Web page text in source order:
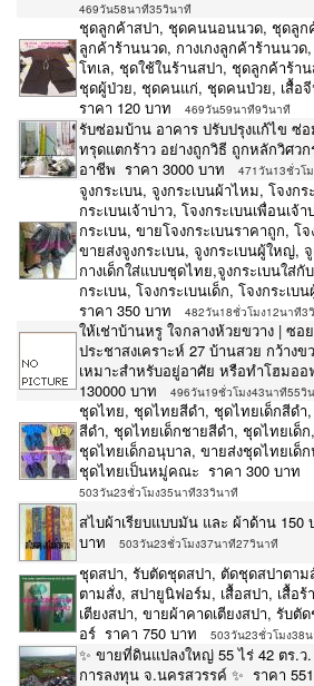
469วัน58นาที35วินาที
ชุดลูกค้าสปา, ชุดคนนอนนวด, ชุดลูก
ลูกค้าร้านนวด, กางเกงลูกค้าร้านนวด
โทเล, ชุดใช้ในร้านสปา, ชุดลูกค้าร้า
ชุดผู้ป่วย, ชุดคนแก่, ชุดคนป่วย, เสื้อ
ราคา 120 บาท
469วัน59นาที9วินาที
รับซ่อมบ้าน อาคาร ปรับปรุงแก้ไข ซ่
ทรุดแตกร้าว อย่างถูกวิธี ถูกหลักวิศว
อาชีพ ราคา 3000 บาท
471วัน13ชั่วโ
จูงกระเบน, จูงกระเบนผ้าไหม, โจงก
กระเบนเจ้าบ่าว, โจงกระเบนเพื่อนเจ้า
กระเบน, ขายโจงกระเบนราคาถูก, โ
ขายส่งจูงกระเบน, จูงกระเบนผู้ใหญ่, จู
กางเด็กใส่แบบชุดไทย,จูงกระเบนใส่กั
กระเบน, โจงกระเบนเด็ก, โจงกระเ
ราคา 350 บาท
482วัน18ชั่วโมง12นาที3
ให้เช่าบ้านหรู ใจกลางห้วยขวาง | ซอย
ประชาสงเคราะห์ 27 บ้านสวย กว้างข
เหมาะสำหรับอยู่อาศัย หรือทำโฮมอ
130000 บาท
496วัน19ชั่วโมง43นาที55วิ
ชุดไทย, ชุดไทยสีดำ, ชุดไทยเด็กสีดำ
สีดำ, ชุดไทยเด็กชายสีดำ, ชุดไทยเด็ก
ชุดไทยเด็กอนุบาล, ขายส่งชุดไทยเด็
ชุดไทยเป็นหมู่คณะ ราคา 300 บาท
503วัน23ชั่วโมง35นาที33วินาที
สไบผ้าเรียบแบบมัน และ ผ้าด้าน
บาท
503วัน23ชั่วโมง37นาที27วินาที
ชุดสปา, รับตัดชุดสปา, ตัดชุดสปาตาม
ตามสั่ง, สปายูนิฟอร์ม, เสื้อสปา, เสื้อ
เตียงสปา, ขายผ้าคาดเตียงสปา, รับตั
อร์ ราคา 750 บาท
503วัน23ชั่วโมง38
✨ ขายที่ดินแปลงใหญ่ 55 ไร่ 42 ตร.ว.
การลงทุน จ.นครสวรรค์ ✨ ราคา